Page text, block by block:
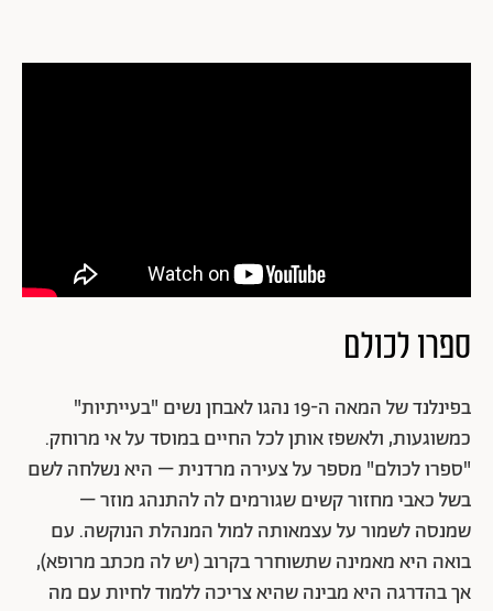
ספרו לכולם
בפינלנד של המאה ה-19 נהגו לאבחן נשים "בעייתיות"
כמשוגעות, ולאשפז אותן לכל החיים במוסד על אי מרוחק.
"ספרו לכולם" מספר על צעירה מרדנית – היא נשלחה לשם
בשל כאבי מחזור קשים שגורמים לה להתנהג מוזר –
שמנסה לשמור על עצמאותה למול המנהלת הנוקשה. עם
בואה היא מאמינה שתשוחרר בקרוב (יש לה מכתב מרופא),
אך בהדרגה היא מבינה שהיא צריכה ללמוד לחיות עם מה